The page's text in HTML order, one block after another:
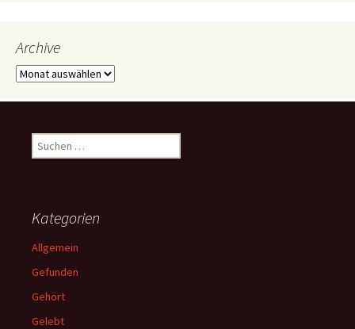
Archive
Archive
Suchen
nach:
Kategorien
Allgemein
Gefunden
Gehört
Gelebt